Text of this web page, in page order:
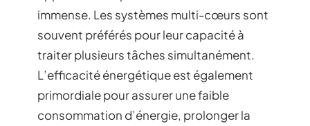
immense. Les systèmes multi-cœurs sont
souvent préférés pour leur capacité à
traiter plusieurs tâches simultanément.
L’efficacité énergétique est également
primordiale pour assurer une faible
consommation d’énergie, prolonger la